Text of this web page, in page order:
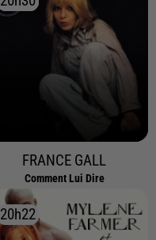
FRANCE GALL
Comment Lui Dire
20h22
20h22